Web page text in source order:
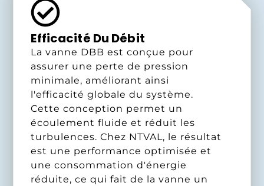
Efficacité Du Débit
La vanne DBB est conçue pour
assurer une perte de pression
minimale, améliorant ainsi
l'efficacité globale du système.
Cette conception permet un
écoulement fluide et réduit les
turbulences. Chez NTVAL, le résultat
est une performance optimisée et
une consommation d'énergie
réduite, ce qui fait de la vanne un